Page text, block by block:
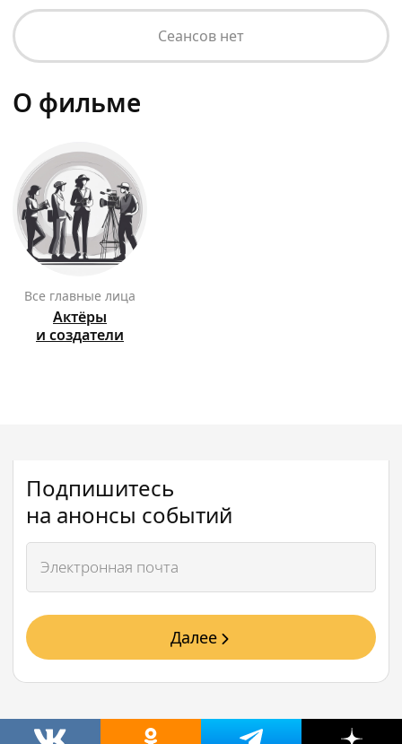
Сеансов нет
О фильме
Все главные лица
Актёры
и создатели
Подпишитесь
на анонсы событий
Далее